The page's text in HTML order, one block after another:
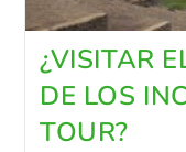
¿VISITAR
DE LOS
TOUR?